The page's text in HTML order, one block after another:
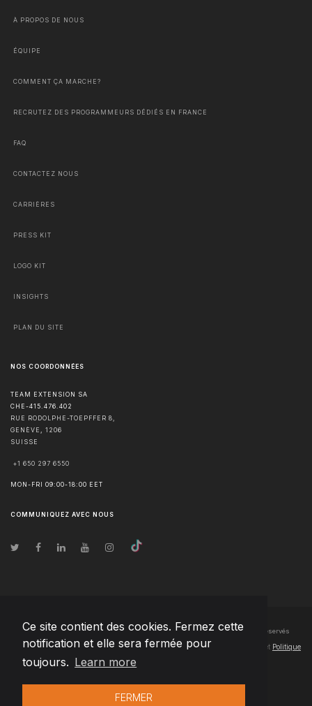
Ce site contient des cookies. Fermez cette
notification et elle sera fermée pour
toujours. Learn more
FERMER
À PROPOS DE NOUS
ÉQUIPE
COMMENT ÇA MARCHE?
RECRUTEZ DES PROGRAMMEURS DÉDIÉS EN FRANCE
FAQ
CONTACTEZ NOUS
CARRIÈRES
PRESS KIT
LOGO KIT
INSIGHTS
PLAN DU SITE
NOS COORDONNÉES
TEAM EXTENSION SA
CHE-415.476.402
RUE RODOLPHE-TOEPFFER 8,
GENÈVE
1206
SUISSE
+1 650 297 6550
MON-FRI 09:00-18:00 EET
COMMUNIQUEZ AVEC NOUS
© Droits d'auteur2026 Team Extension SA France- Tous les droits sont réservés
Changelog● En utilisant ce site, vous acceptez nos Conditions d'utilisation et Politique
de confidentialité